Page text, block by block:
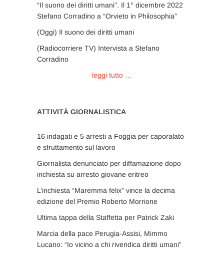
“Il suono dei diritti umani”. Il 1° dicembre 2022
Stefano Corradino a “Orvieto in Philosophia”
(Oggi) Il suono dei diritti umani
(Radiocorriere TV) Intervista a Stefano
Corradino
leggi tutto …
ATTIVITÀ GIORNALISTICA
16 indagati e 5 arresti a Foggia per caporalato
e sfruttamento sul lavoro
Giornalista denunciato per diffamazione dopo
inchiesta su arresto giovane eritreo
L’inchiesta “Maremma felix” vince la decima
edizione del Premio Roberto Morrione
Ultima tappa della Staffetta per Patrick Zaki
Marcia della pace Perugia-Assisi, Mimmo
Lucano: “Io vicino a chi rivendica diritti umani”